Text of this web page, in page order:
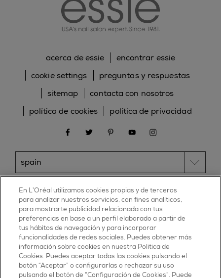
© 2025 essie todos los derechos reservados
condiciones de uso
acerca de essie
encontrar essie
cookie settings
preguntas y respuestas
sitemap
contacta con nosotros
política de cookies
política de privacidad
facebooktwitter pinterestyoutubeinstagram
ESSIE
30, rue d’Alsace – 92300 Levallois-Perret
FRANCE
Contáctanos
900 181 055
En L’Oréal utilizamos cookies propias y de terceros
para analizar nuestros servicios, con fines analíticos,
para mostrarte publicidad relacionada con tus
preferencias en base a un perfil elaborado a partir de
tus hábitos de navegación y para incorporar
funcionalidades de redes sociales. Puedes obtener más
información sobre cookies en nuestra Política de
Cookies. Puedes aceptar todas las cookies pulsando el
botón “Aceptar” o configurarlas o rechazar su uso
pulsando el botón de “Configuración de Cookies”. Puede